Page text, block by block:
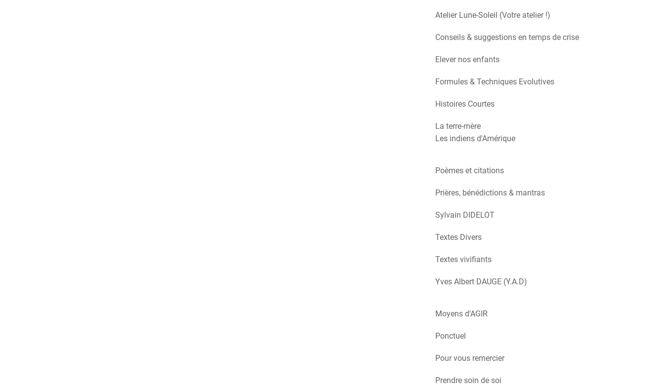
Atelier Lune-Soleil (Votre atelier !)
Conseils & suggestions en temps de crise
Elever nos enfants
Formules & Techniques Evolutives
Histoires Courtes
La terre-mère
Les indiens d'Amérique
Poèmes et citations
Prières, bénédictions & mantras
Sylvain DIDELOT
Textes Divers
Textes vivifiants
Yves Albert DAUGE (Y.A.D)
Moyens d'AGIR
Ponctuel
Pour vous remercier
Prendre soin de soi